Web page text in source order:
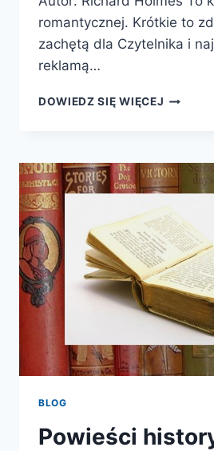
romantycznej. Krótkie to
zachętą dla Czytelnika i
reklamą…
DOWIEDZ SIĘ WIĘCEJ WIEK
PIĘKNO
I
GROZĘ
NAUKI
BLOG
Powieści